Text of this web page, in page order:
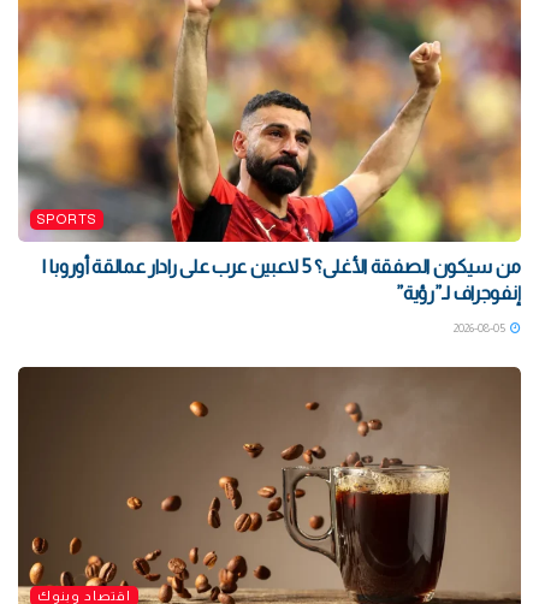
SPORTS
من سيكون الصفقة الأغلى؟ 5 لاعبين عرب على رادار عمالقة أوروبا |
إنفوجراف لـ”رؤية”
اقتصاد وبنوك